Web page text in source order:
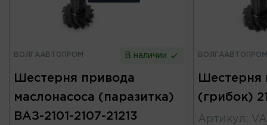
ВОЛГААВТОПРОМ В наличии
Шестерня привода
маслонасоса (паразитка)
ВАЗ-2101-2107-21213
ВОЛГААВТОПРОМ
Шестерня
(грибок)
Артикул :